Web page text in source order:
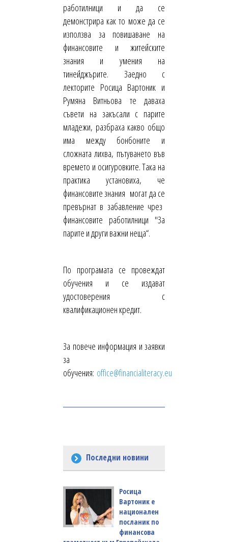
работилници и да се
демонстрира как то може да се
използва за повишаване на
финансовите и житейските
знания и умения на
тинейджърите. Заедно с
лекторите Росица Вартоник и
Румяна Витньова те даваха
съвети на закъсали с парите
младежи, разбраха какво общо
има между бонбоните и
сложната лихва, пътуването във
времето и осигуровките. Така на
практика установиха, че
финансовите знания могат да се
превърнат в забавление чрез
финансовите работилници "За
парите и други важни неща“.
По програмата се провеждат
обучения и се издават
удостоверения с
квалификационен кредит.
За повече информация и заявки
за
обучения: office@financialiteracy.eu
Последни новини
Росица
Вартоник е
национален
посланик по
финансова